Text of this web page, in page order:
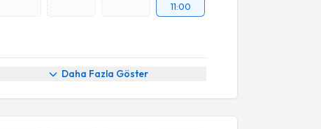
11:00
Daha Fazla Göster